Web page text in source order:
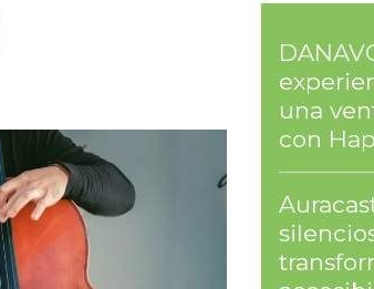
una
con